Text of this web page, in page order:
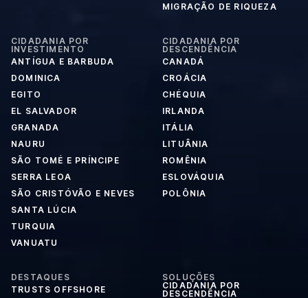
MIGRAÇÃO DE RIQUEZA
CIDADANIA POR
INVESTIMENTO
ANTÍGUA E BARBUDA
DOMINICA
EGITO
EL SALVADOR
GRANADA
NAURU
SÃO TOMÉ E PRÍNCIPE
SERRA LEOA
SÃO CRISTÓVÃO E NEVES
SANTA LÚCIA
TURQUIA
VANUATU
CIDADANIA POR
DESCENDÊNCIA
CANADÁ
CROÁCIA
CHÉQUIA
IRLANDA
ITÁLIA
LITUÂNIA
ROMÊNIA
ESLOVÁQUIA
POLÔNIA
DESTAQUES
TRUSTS OFFSHORE
SOLUÇÕES
CIDADANIA POR
DESCENDÊNCIA